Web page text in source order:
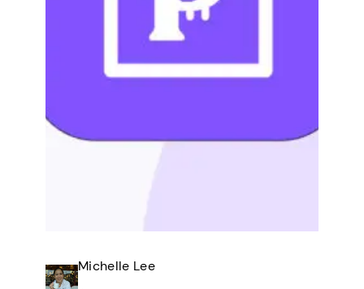
Michelle Lee